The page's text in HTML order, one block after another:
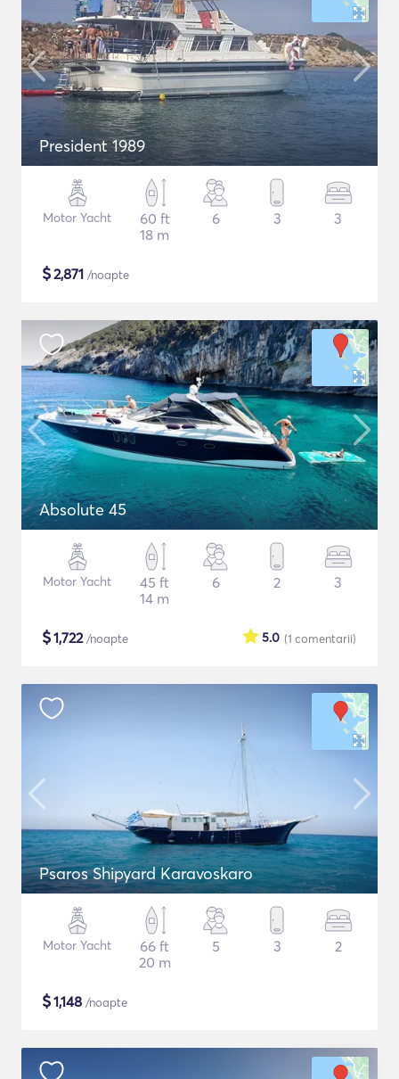
President 1989
Motor Yacht
60 ft
18 m
6 3 3
$2,871 /noapte
Absolute 45
Motor Yacht
45 ft
14 m
6 2 3
$1,722/noapte (1 comentarii)
5.0
Psaros Shipyard Karavoskaro
Motor Yacht
66 ft
20 m
5 3 2
$1,148 /noapte